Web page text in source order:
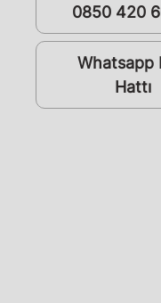
0850 420
whatsapp
Whatsapp
Hattı